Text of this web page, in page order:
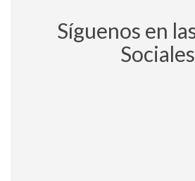
Síguenos en
Sociales